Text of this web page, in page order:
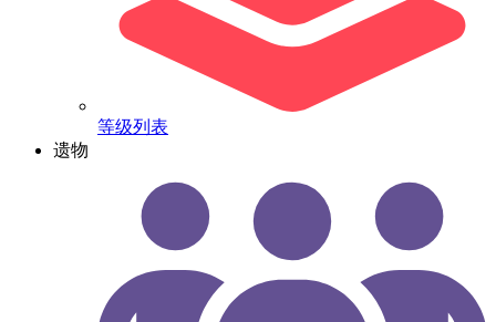
等级列表
遗物